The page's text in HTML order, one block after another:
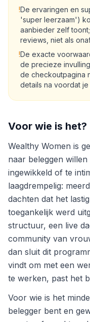
!De ervaringen en
'super leerzaam')
aanbieder zelf
reviews, niet als
!De exacte
de precieze
de checkoutpagina
details na voordat je
Voor wie is het?
Wealthy Women is
naar beleggen
ingewikkeld of te
laagdrempelig:
dachten dat het
toegankelijk werd
structuur, een live
community van
dan sluit dit
vindt om met een
te werken, past het
Voor wie is het
belegger bent en